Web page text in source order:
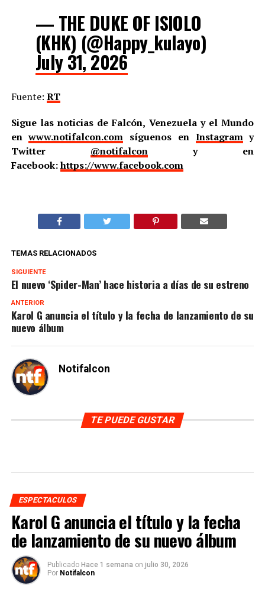
— THE DUKE OF ISIOLO
(KHK) (@Happy_kulayo)
July 31, 2026
Fuente: RT
Sigue las noticias de Falcón, Venezuela y el Mundo
enwww.notifalcon.com síguenos en Instagramy
Twitter @notifalcony en
Facebook:https://www.facebook.com
TEMAS RELACIONADOS
SIGUIENTE
El nuevo ‘Spider-Man’ hace historia a días de su estreno
ANTERIOR
Karol G anuncia el título y la fecha de lanzamiento de su
nuevo álbum
Notifalcon
TE PUEDE GUSTAR
ESPECTACULOS
Karol G anuncia el título y la fecha
de lanzamiento de su nuevo álbum
Publicado Hace 1 semana on julio 30, 2026
Por Notifalcon